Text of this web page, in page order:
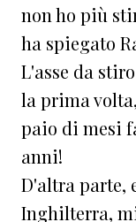
non ho più
ha spiegato
L'asse da
la prima
paio di mesi
anni!
D'altra parte,
Inghilterra,